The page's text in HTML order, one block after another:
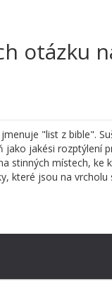
otázku
"list z bible".
jakési rozptýlení
stinných místech, ke
které jsou na